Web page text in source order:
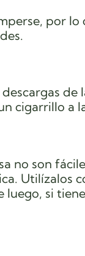
por lo
de
cigarrillo a
no son
Utilízalos
si